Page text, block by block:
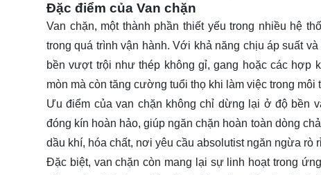
Đặc điểm của Van chặn
Van chặn, một thành phần thiết yếu trong nhiều hệ
trong quá trình vận hành. Với khả năng chịu áp suất
bền vượt trội như thép không gỉ, gang hoặc các hợp
mòn mà còn tăng cường tuổi thọ khi làm việc trong môi
Ưu điểm của van chặn không chỉ dừng lại ở độ bền
đóng kín hoàn hảo, giúp ngăn chặn hoàn toàn dòng
dầu khí, hóa chất, nơi yêu cầu absolutist ngăn ngừa rò
Đặc biệt, van chặn còn mang lại sự linh hoạt trong